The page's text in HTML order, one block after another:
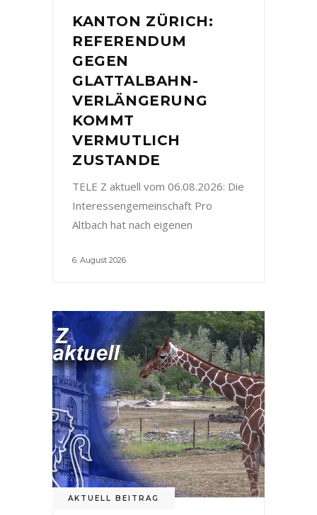
KANTON ZÜRICH:
REFERENDUM
GEGEN
GLATTALBAHN-
VERLÄNGERUNG
KOMMT
VERMUTLICH
ZUSTANDE
TELE Z aktuell vom 06.08.2026: Die
Interessengemeinschaft Pro
Altbach hat nach eigenen
6. August 2026
AKTUELL BEITRAG